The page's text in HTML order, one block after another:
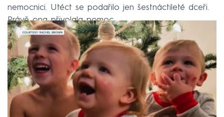
nemocnici. Utéct se podařilo jen šestnáctileté dceři.
Právě ona přivolala pomoc.